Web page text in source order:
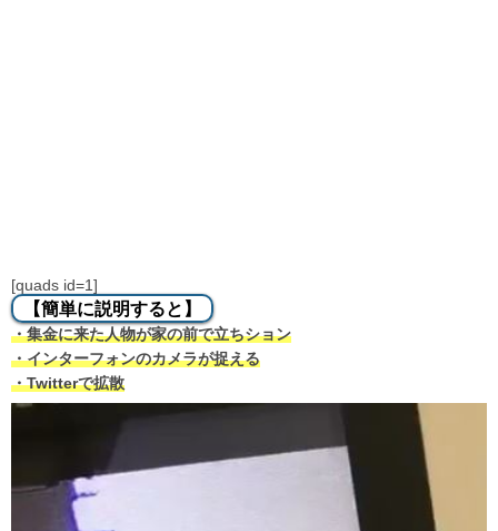
[quads id=1]
【簡単に説明すると】
・集金に来た人物が家の前で立ちション
・インターフォンのカメラが捉える
・Twitterで拡散